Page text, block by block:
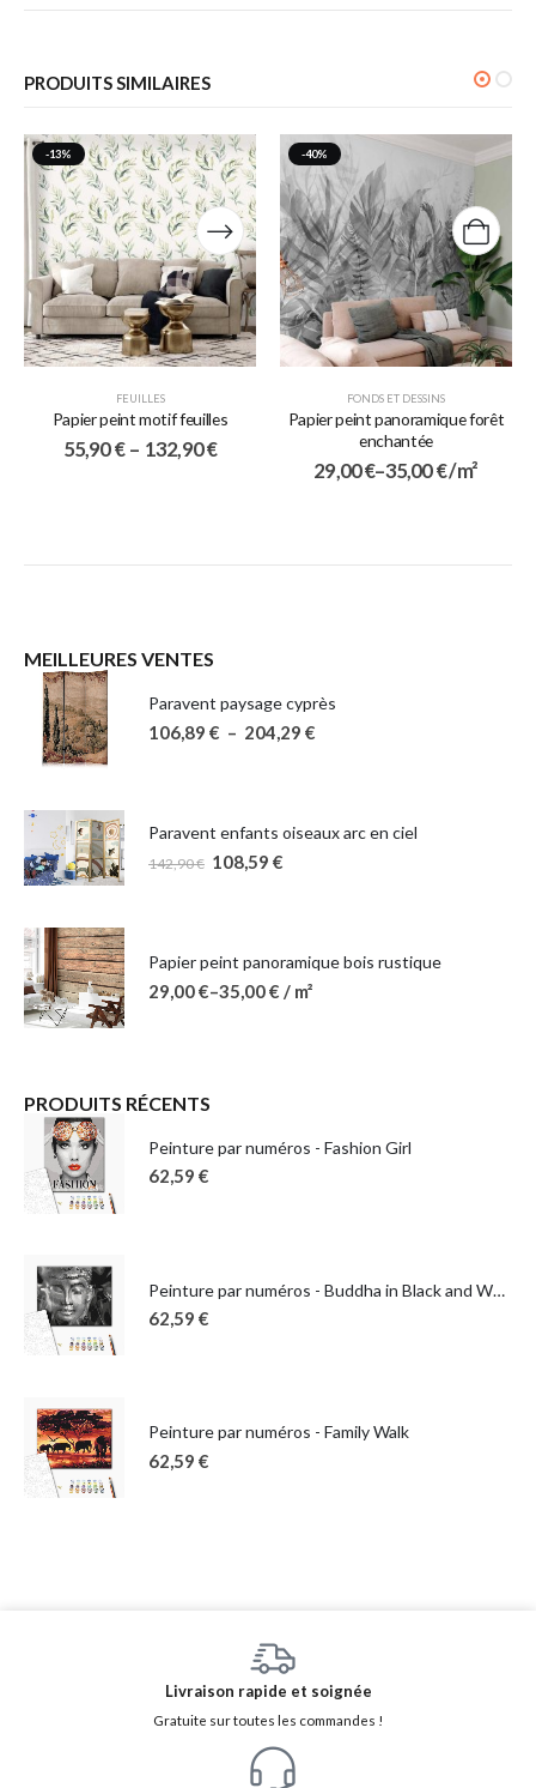
PRODUITS SIMILAIRES
-13%
FEUILLES
Papier peint motif feuilles
55,90€ – 132,90€
-40%
FONDS ET DESSINS
Papier peint panoramique forêt
enchantée
29,00€–35,00€/ m²
MEILLEURES VENTES
Paravent paysage cyprès
106,89 € – 204,29 €
Paravent enfants oiseaux arc en ciel
142,90€ 108,59 €
Papier peint panoramique bois rustique
29,00€–35,00€ / m²
PRODUITS RÉCENTS
Peinture par numéros - Fashion Girl
62,59 €
Peinture par numéros - Buddha in Black and White
62,59 €
Peinture par numéros - Family Walk
62,59 €
Livraison rapide et soignée
Gratuite sur toutes les commandes !